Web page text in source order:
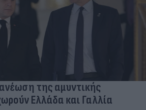
της αμυντικής
Ελλάδα και Γαλλία